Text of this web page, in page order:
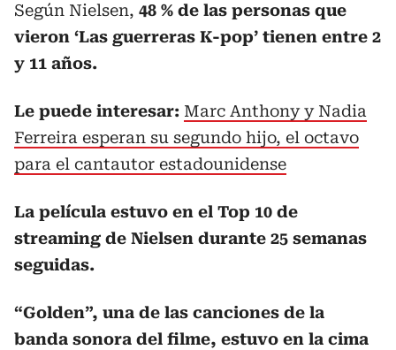
Según Nielsen, 48 % de las personas que
vieron ‘Las guerreras K-pop’ tienen entre 2
y 11 años.
Le puede interesar: Marc Anthony y Nadia
Ferreira esperan su segundo hijo, el octavo
para el cantautor estadounidense
La película estuvo en el Top 10 de
streaming de Nielsen durante 25 semanas
seguidas.
“Golden”, una de las canciones de la
banda sonora del filme, estuvo en la cima